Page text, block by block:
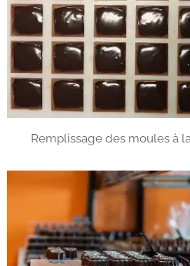
Remplissage des moules à